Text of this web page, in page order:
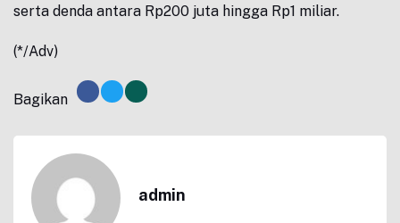
serta denda antara Rp200 juta hingga Rp1 miliar.
(*/Adv)
Bagikan
admin